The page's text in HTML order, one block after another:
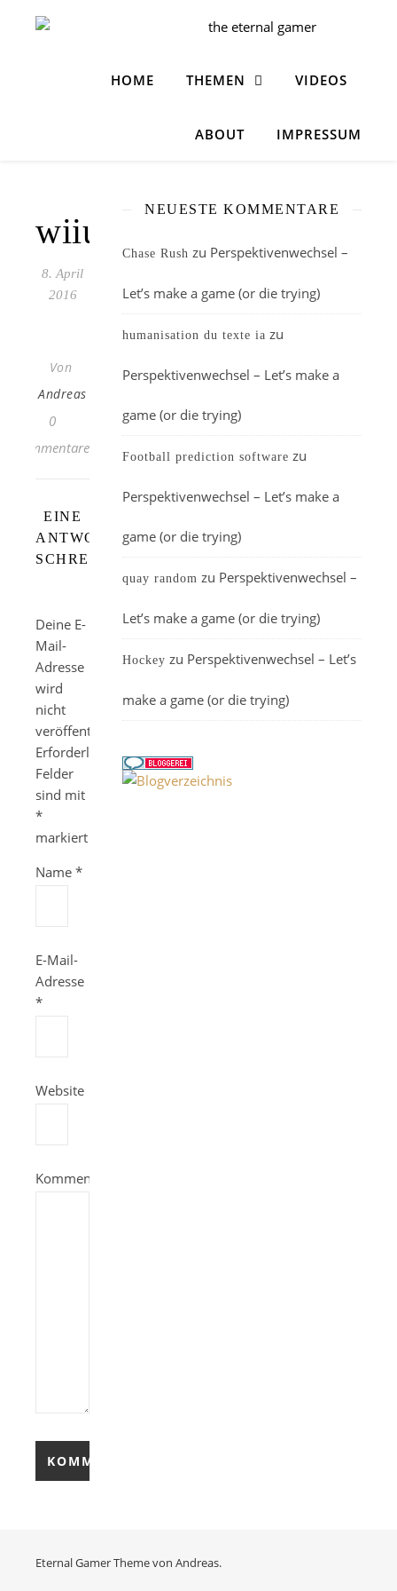
HOME THEMEN VIDEOS
ABOUT IMPRESSUM
wiiu_teaser
8. April
2016
Von
Andreas
0
Kommentare
EINE
ANTWORT
SCHREIBEN
Deine E-
Mail-
Adresse
wird
nicht
veröffentlicht.
Erforderliche
Felder
sind mit
*
markiert
Name *
E-Mail-
Adresse
*
Website
Kommentieren
NEUESTE KOMMENTARE
Chase Rush zu Perspektivenwechsel –
Let’s make a game (or die trying)
humanisation du texte ia zu
Perspektivenwechsel – Let’s make a
game (or die trying)
Football prediction software zu
Perspektivenwechsel – Let’s make a
game (or die trying)
quay random zu Perspektivenwechsel –
Let’s make a game (or die trying)
Hockey zu Perspektivenwechsel – Let’s
make a game (or die trying)
Eternal Gamer Theme von Andreas.